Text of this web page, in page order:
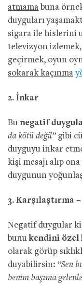
atmama buna
duyguları
sigara ile hislerini
televizyon
geçirmek, oyun
sokarak kaçınma
2. İnkar
Bu negatif
da kötü değil” gibi
duyguyu inkar
kişi mesajı alıp
duygunun
3. Karşılaştırma
Negatif duygular
bunu kendini özel
olarak görüp
duyabilirsin: “Sen
benim başıma